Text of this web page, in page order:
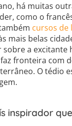
há muitas
como o
cursos de
mais belas
a excitante
fronteira com
O tédio
inspirador